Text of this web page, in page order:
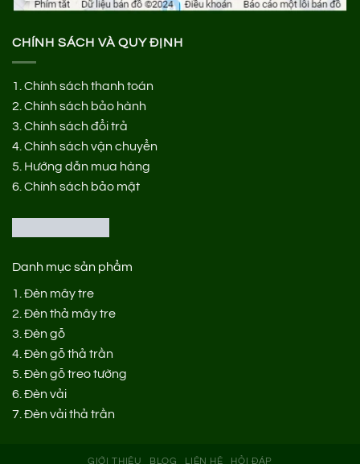
CHÍNH SÁCH VÀ QUY ĐỊNH
1. Chính sách thanh toán
2. Chính sách bảo hành
3. Chính sách đổi trả
4. Chính sách vận chuyển
5. Hướng dẫn mua hàng
6. Chính sách bảo mật
Danh mục sản phẩm
1. Đèn mây tre
2. Đèn thả mây tre
3. Đèn gỗ
4. Đèn gỗ thả trần
5. Đèn gỗ treo tường
6. Đèn vải
7. Đèn vải thả trần
GIỚI THIỆU BLOG LIÊN HỆ HỎI ĐÁP